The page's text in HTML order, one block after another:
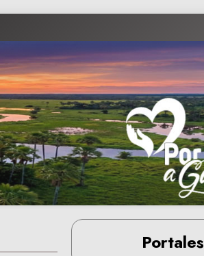
Portales